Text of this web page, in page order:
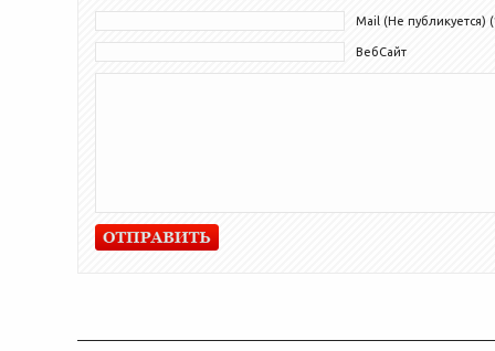
Mail (Не публикуется)
ВебСайт